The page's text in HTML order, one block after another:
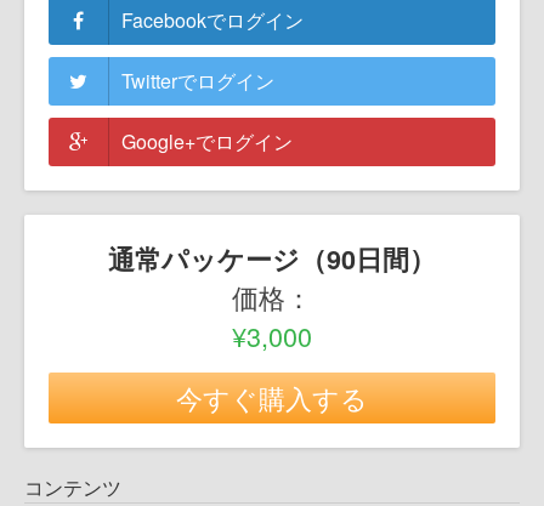
Facebookでログイン
Twitterでログイン
Google+でログイン
通常パッケージ（90日間）
価格：
¥3,000
今すぐ購入する
コンテンツ